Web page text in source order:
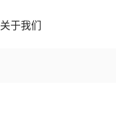
关于我们